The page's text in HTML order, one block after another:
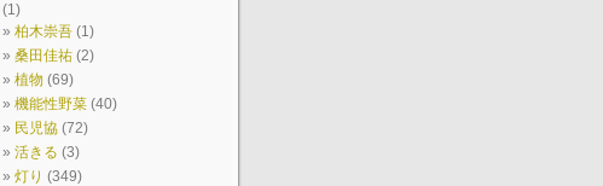
(1)
柏木崇吾 (1)
桑田佳祐 (2)
植物 (69)
機能性野菜 (40)
民児協 (72)
活きる (3)
灯り (349)